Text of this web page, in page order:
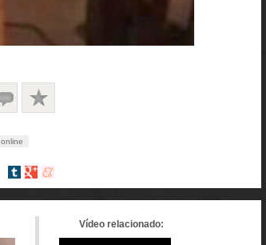
online
Compartir
Compartir
Compartir
Vídeo relacionado: